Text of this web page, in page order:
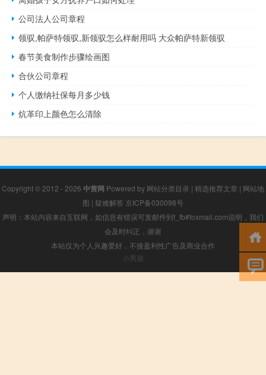
公司法人公司章程
领驭,帕萨特领驭,新领驭怎么样耐用吗 大众帕萨特新领驭
春节美食制作步骤绘画图
合伙公司章程
个人缴纳社保每月多少钱
炕革印上颜色怎么清除
Copyright © 2012 - 2026 中营网 Powered by 网站分类目录 | 精选推荐文章 | 网站地
图 | 疑难解答 京ICP备030098号
声明：本站内容来自互联网，如信息有错误可发邮件到f_fb#foxmail.com说明，我们
会及时纠正，谢谢
本站仅为个人兴趣爱好，不接盈利性广告及商业合作
小男孩